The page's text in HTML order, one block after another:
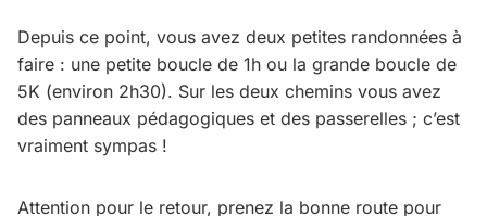
Depuis ce point, vous avez deux petites randonnées à
faire : une petite boucle de 1h ou la grande boucle de
5K (environ 2h30). Sur les deux chemins vous avez
des panneaux pédagogiques et des passerelles ; c’est
vraiment sympas !
Attention pour le retour, prenez la bonne route pour